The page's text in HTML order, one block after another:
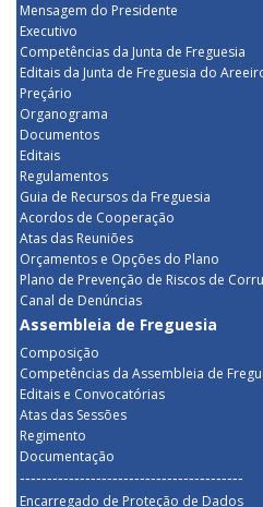
Mensagem do Presidente
Executivo
Competências da Junta de Freguesia
Editais da Junta de Freguesia do
Preçário
Organograma
Documentos
Editais
Regulamentos
Guia de Recursos da Freguesia
Acordos de Cooperação
Atas das Reuniões
Orçamentos e Opções do Plano
Plano de Prevenção de Riscos de
Canal de Denúncias
Assembleia de Freguesia
Composição
Competências da Assembleia de
Editais e Convocatórias
Atas das Sessões
Regimento
Documentação
-----------------------------------------
Encarregado de Proteção de Dados